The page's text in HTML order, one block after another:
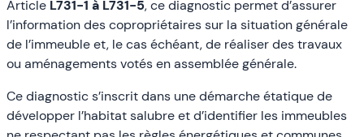
Article L731-1 à L731-5, ce diagnostic permet d’assurer
l’information des copropriétaires sur la situation générale
de l’immeuble et, le cas échéant, de réaliser des travaux
ou aménagements votés en assemblée générale.
Ce diagnostic s’inscrit dans une démarche étatique de
développer l’habitat salubre et d’identifier les immeubles